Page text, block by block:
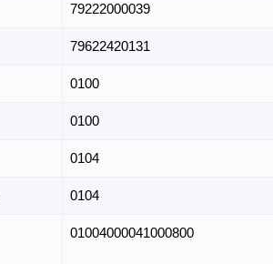
79222000039
79622420131
0100
0100
0104
0104
01004000041000800